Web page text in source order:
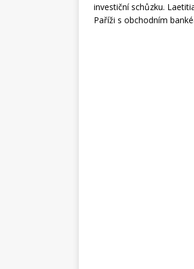
investiční schůzku.
Paříži s obchodním